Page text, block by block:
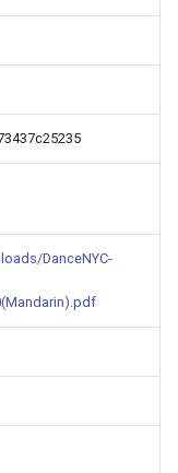
DanceNYC-